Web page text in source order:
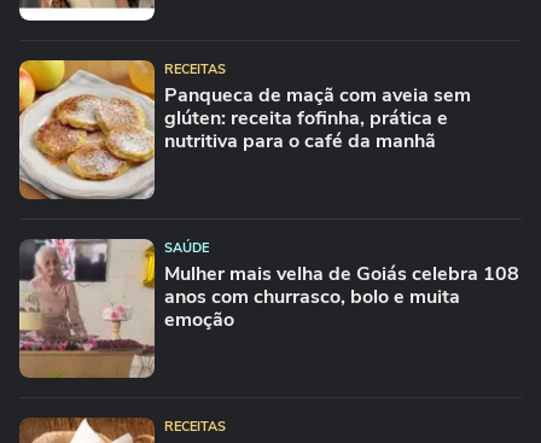
RECEITAS
Panqueca de maçã com aveia sem
glúten: receita fofinha, prática e
nutritiva para o café da manhã
SAÚDE
Mulher mais velha de Goiás celebra 108
anos com churrasco, bolo e muita
emoção
RECEITAS